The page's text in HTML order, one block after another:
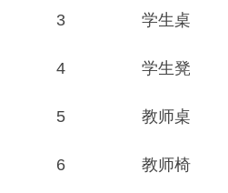
3 学生桌
4 学生凳
5 教师桌
6 教师椅